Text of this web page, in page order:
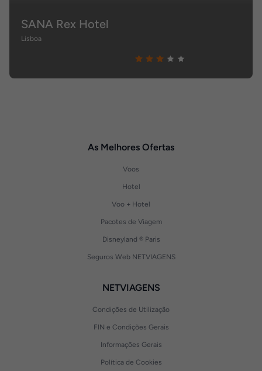
SANA Rex Hotel
Lisboa
As Melhores Ofertas
Voos
Hotel
Voo + Hotel
Pacotes de Viagem
Disneyland ® Paris
Seguros Web NETVIAGENS
NETVIAGENS
Condições de Utilização
FIN e Condições Gerais
Informações Gerais
Política de Cookies